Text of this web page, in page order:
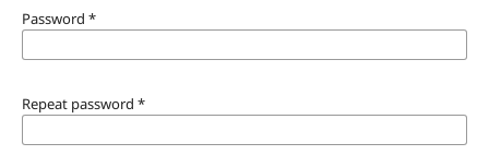
Password *
Repeat password *